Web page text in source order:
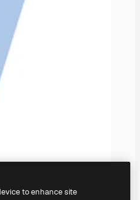
to enhance site